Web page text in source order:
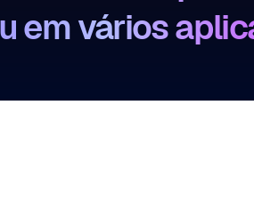
em vários